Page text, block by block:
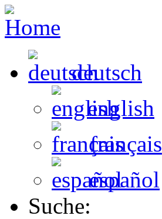
deutsch
english
français
español
Suche: